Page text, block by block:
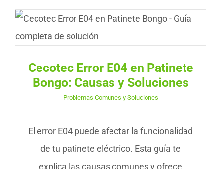
Cecotec Error E04 en Patinete
Bongo: Causas y Soluciones
Problemas Comunes y Soluciones
El error E04 puede afectar la funcionalidad
de tu patinete eléctrico. Esta guía te
explica las causas comunes y ofrece